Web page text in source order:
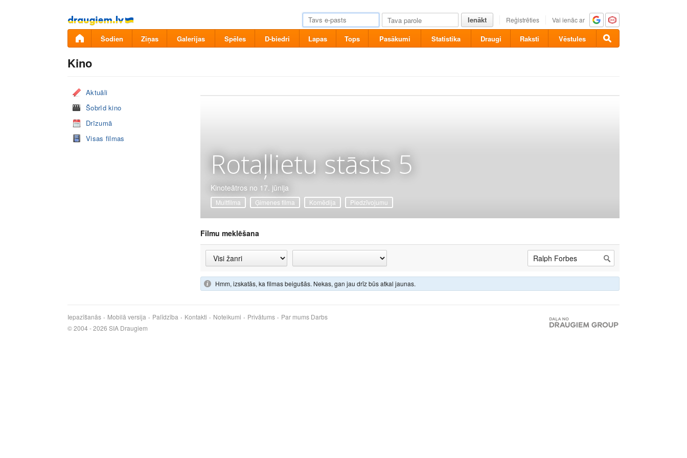
Pāriet
uz
saturu
Ienākt Reģistrēties Vai ienāc ar
Šodien Ziņas Galerijas Spēles D-biedri Lapas Tops Pasākumi Statistika Draugi Raksti Vēstules
Kino
Aktuāli
Šobrīd kino
Drīzumā
Visas filmas
Rotaļlietu stāsts 5
Kinoteātros no 17. jūnija
Multfilma Ģimenes filma Komēdija Piedzīvojumu
Filmu meklēšana
Hmm, izskatās, ka filmas beigušās. Nekas, gan jau drīz būs atkal jaunas.
Iepazīšanās Mobilā versija Palīdzība Kontakti Noteikumi Privātums Par mums Darbs
© 2004 - 2026 SIA Draugiem